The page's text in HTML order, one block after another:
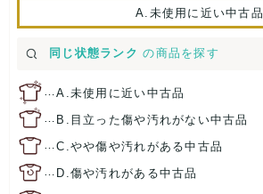
A.未使用に近い中古品
同じ状態ランク の商品を探す
…A.未使用に近い中古品
… B.目立った傷や汚れがない中古品
…C.やや傷や汚れがある中古品
… D.傷や汚れがある中古品